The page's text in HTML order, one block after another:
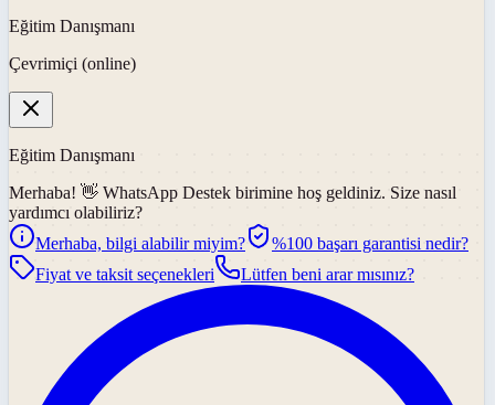
Eğitim Danışmanı
Çevrimiçi (online)
Eğitim Danışmanı
Merhaba! 👋 WhatsApp Destek birimine hoş geldiniz. Size nasıl
yardımcı olabiliriz?
Merhaba, bilgi alabilir miyim?
%100 başarı garantisi nedir?
Fiyat ve taksit seçenekleri
Lütfen beni arar mısınız?